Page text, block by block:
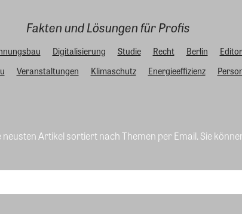
Fakten und Lösungen für Profis
Digitalisierung Studie Recht Berlin
Veranstaltungen Klimaschutz Energieeffizienz
Artikel sortiert nach Themen per Email. Sie